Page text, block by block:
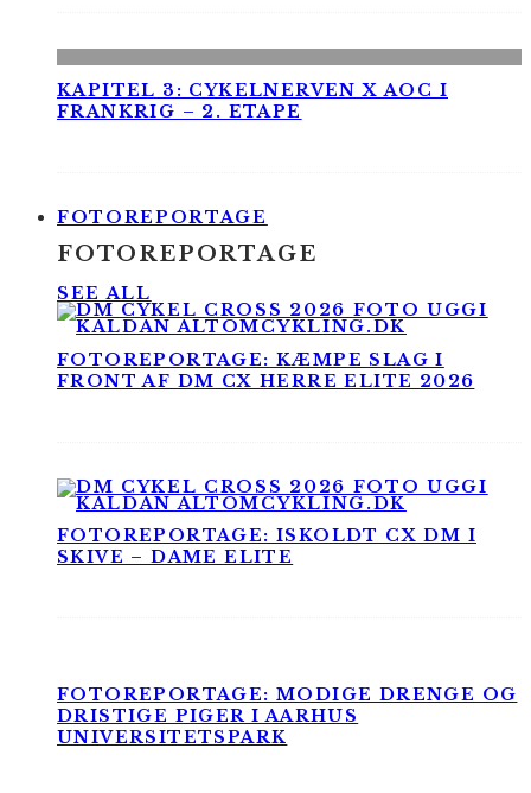
KAPITEL 3: CYKELNERVEN X AOC I
FRANKRIG – 2. ETAPE
FOTOREPORTAGE
FOTOREPORTAGE
SEE ALL
FOTOREPORTAGE: KÆMPE SLAG I
FRONT AF DM CX HERRE ELITE 2026
FOTOREPORTAGE: ISKOLDT CX DM I
SKIVE – DAME ELITE
FOTOREPORTAGE: MODIGE DRENGE OG
DRISTIGE PIGER I AARHUS
UNIVERSITETSPARK